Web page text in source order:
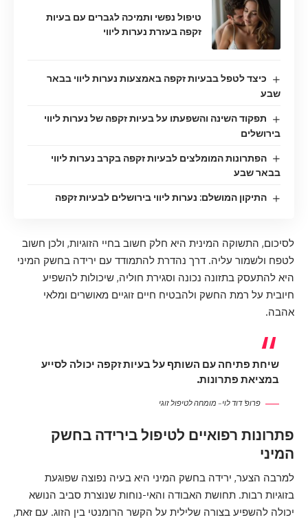
טיפול נפשי ותמיכה לגברים עם בעיות
זקפה בעזרת נערות ליווי
כיצד לטפל בבעיות זקפה באמצעות נערות ליווי בבאר
שבע
תפקוד השינה והשפעתו על בעיות זקפה של נערות ליווי
בירושלים
הפתרונות המומלצים לבעיות זקפה בקרב נערות ליווי
בבאר שבע
התיקון המושלם: נערות ליווי בירושלים לבעיות זקפה
לסיכום, התשוקה המינית היא חלק חשוב בחיי הזוגיות, ולכן חשוב
לטפח ולשמור עליה. דרך נהדרת להתמודד עם ירידה בחשק המיני
היא להתעסק בתזונה נכונה וסגירת חוליה, שיכולות להשפיע
חיובית על רמת החשק ולהבטיח חיים זוגיים מאושרים ומלאי
אהבה.
שיחת פתיחה עם השותף על בעיות זקפה יכולה לסייע
במציאת פתרונות.
פרופ' דוד לוי – מומחה לטיפול זוגי
פתרונות רפואיים לטיפול בירידה בחשק
המיני
למרבה הצער, ירידה בחשק המיני היא בעיה נפוצה שפוגעת
בזוגיות רבות. תחושת האבודה והאי-נוחות שנוצרת סביב הנושא
יכולה להשפיע בצורה שלילית על הקשר הרומנטי בין הזוג. עם זאת,